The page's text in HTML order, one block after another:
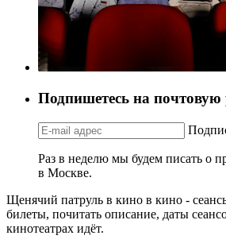
Подпишетесь на почтовую
Раз в неделю мы будем писать о
в Москве.
Щенячий патруль в кино в кино -
билеты, почитать описание, даты
кинотеатрах идёт.